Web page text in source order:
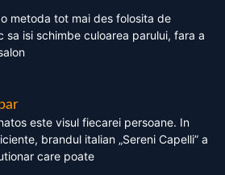
metoda tot mai des folosita de
sa isi schimbe culoarea parului, fara a
este visul fiecarei persoane. In
brandul italian „Sereni Capelli” a
care poate